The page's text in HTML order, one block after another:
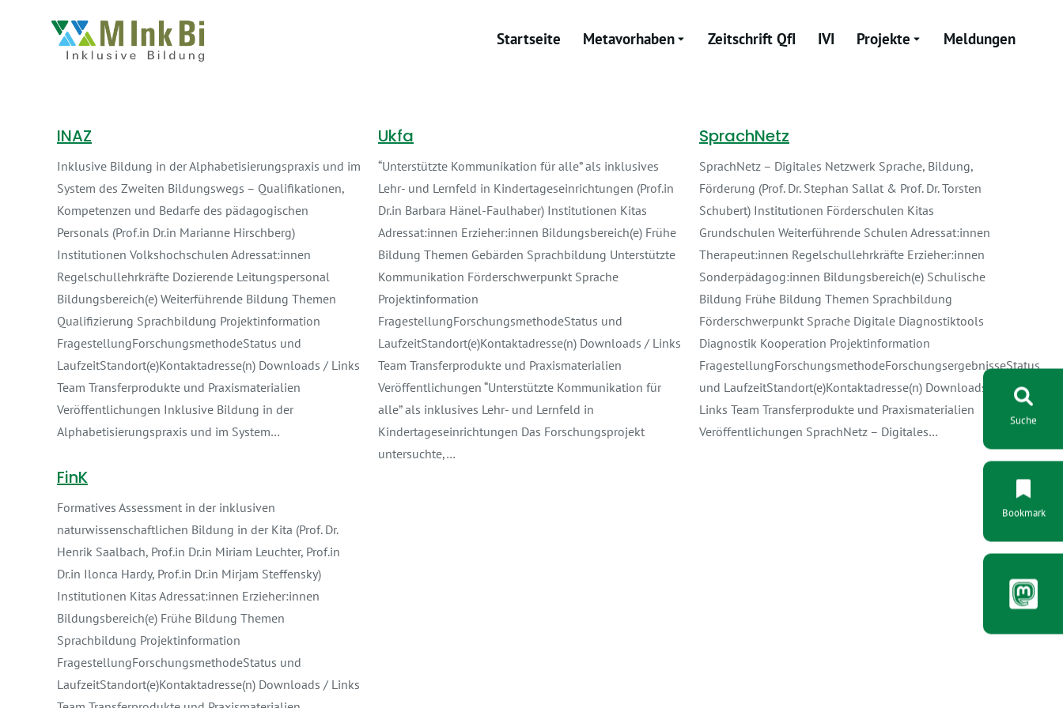
Startseite Metavorhaben Zeitschrift QfI IVI Projekte Meldungen
INAZ
Inklusive Bildung in der Alphabetisierungspraxis und im
System des Zweiten Bildungswegs – Qualifikationen,
Kompetenzen und Bedarfe des pädagogischen
Personals (Prof.in Dr.in Marianne Hirschberg)
Institutionen Volkshochschulen Adressat:innen
Regelschullehrkräfte Dozierende Leitungspersonal
Bildungsbereich(e) Weiterführende Bildung Themen
Qualifizierung Sprachbildung Projektinformation
FragestellungForschungsmethodeStatus und
LaufzeitStandort(e)Kontaktadresse(n) Downloads / Links
Team Transferprodukte und Praxismaterialien
Veröffentlichungen Inklusive Bildung in der
Alphabetisierungspraxis und im System…
Ukfa
“Unterstützte Kommunikation für alle” als inklusives
Lehr- und Lernfeld in Kindertageseinrichtungen (Prof.in
Dr.in Barbara Hänel-Faulhaber) Institutionen Kitas
Adressat:innen Erzieher:innen Bildungsbereich(e) Frühe
Bildung Themen Gebärden Sprachbildung Unterstützte
Kommunikation Förderschwerpunkt Sprache
Projektinformation
FragestellungForschungsmethodeStatus und
LaufzeitStandort(e)Kontaktadresse(n) Downloads / Links
Team Transferprodukte und Praxismaterialien
Veröffentlichungen “Unterstützte Kommunikation für
alle” als inklusives Lehr- und Lernfeld in
Kindertageseinrichtungen Das Forschungsprojekt
untersuchte,…
SprachNetz
SprachNetz – Digitales Netzwerk Sprache, Bildung,
Förderung (Prof. Dr. Stephan Sallat & Prof. Dr. Torsten
Schubert) Institutionen Förderschulen Kitas
Grundschulen Weiterführende Schulen Adressat:innen
Therapeut:innen Regelschullehrkräfte Erzieher:innen
Sonderpädagog:innen Bildungsbereich(e) Schulische
Bildung Frühe Bildung Themen Sprachbildung
Förderschwerpunkt Sprache Digitale Diagnostiktools
Diagnostik Kooperation Projektinformation
FragestellungForschungsmethodeForschungsergebnisseStatus
und LaufzeitStandort(e)Kontaktadresse(n) Downloads /
Links Team Transferprodukte und Praxismaterialien
Veröffentlichungen SprachNetz – Digitales…
FinK
Formatives Assessment in der inklusiven
naturwissenschaftlichen Bildung in der Kita (Prof. Dr.
Henrik Saalbach, Prof.in Dr.in Miriam Leuchter, Prof.in
Dr.in Ilonca Hardy, Prof.in Dr.in Mirjam Steffensky)
Institutionen Kitas Adressat:innen Erzieher:innen
Bildungsbereich(e) Frühe Bildung Themen
Sprachbildung Projektinformation
FragestellungForschungsmethodeStatus und
LaufzeitStandort(e)Kontaktadresse(n) Downloads / Links
Suche
Bookmark